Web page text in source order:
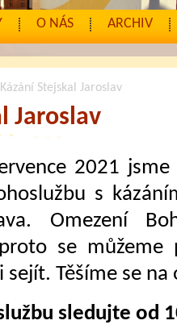
O NÁS ARCHIV
Kázání Stejskal Jaroslav
Jaroslav
2021 jsme
s
Omezení
se můžeme
sejít. Těšíme se
sledujte od